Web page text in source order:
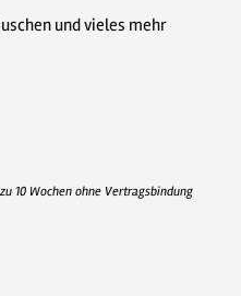
und vieles mehr
10 Wochen ohne Vertragsbindung